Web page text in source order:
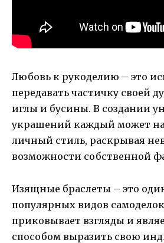
Любовь к рукоделию – это
передавать частичку своей
иглы и бусины. В создании
украшений каждый может
личный стиль, раскрывая
возможности собственной
Изящные браслеты – это
популярных видов
приковывает взгляды и
способом выразить свою